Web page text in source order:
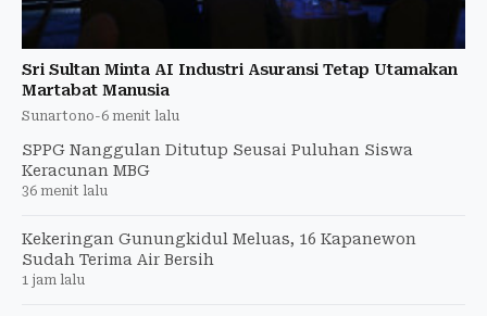
Sri Sultan Minta AI Industri Asuransi Tetap Utamakan
Martabat Manusia
Sunartono-6 menit lalu
SPPG Nanggulan Ditutup Seusai Puluhan Siswa
Keracunan MBG
36 menit lalu
Kekeringan Gunungkidul Meluas, 16 Kapanewon
Sudah Terima Air Bersih
1 jam lalu